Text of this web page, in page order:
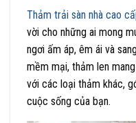
Thảm trải sàn nhà cao
vời cho những ai mong
ngơi ấm áp, êm ái và
mềm mại, thảm len
với các loại thảm khác,
cuộc sống của bạn.